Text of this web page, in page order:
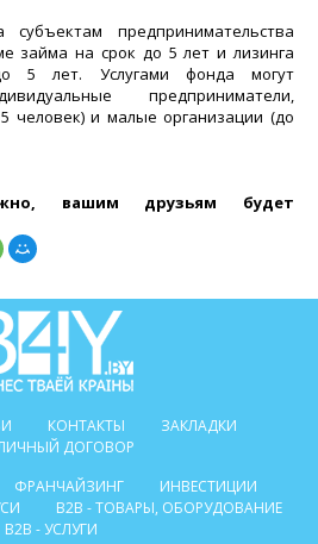
субъектам предпринимательства
займа на срок до 5 лет и лизинга
5 лет. Услугами фонда могут
предприниматели,
человек) и малые организации (до
вашим друзьям будет
КОНТАКТЫ
ЗАКЛАДКИ
ДОГОВОР
ФРАНЧАЙЗИНГ
ИНВЕСТИЦИИ
B2B - ТОВАРЫ, ОБОРУДОВАНИЕ
B2B - УСЛУГИ